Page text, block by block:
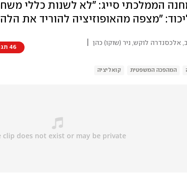
הממלכתי סייג: "לא לשנות כללי
"מצפה מהאופוזיציה להוריד את
אלכסנדרה לוקש ניר (שוקו) כהן
46 תגובות
המהפכה המשפטית קואליציה